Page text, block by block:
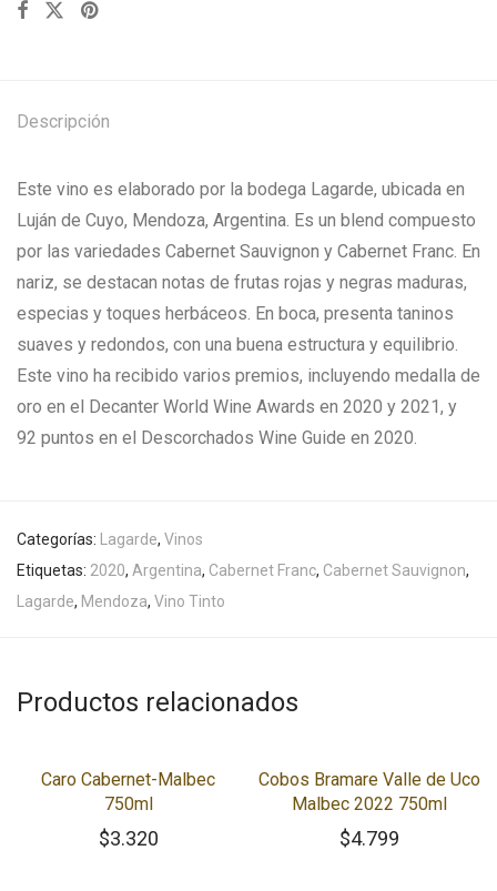
Descripción
Este vino es elaborado por la bodega Lagarde, ubicada en
Luján de Cuyo, Mendoza, Argentina. Es un blend compuesto
por las variedades Cabernet Sauvignon y Cabernet Franc. En
nariz, se destacan notas de frutas rojas y negras maduras,
especias y toques herbáceos. En boca, presenta taninos
suaves y redondos, con una buena estructura y equilibrio.
Este vino ha recibido varios premios, incluyendo medalla de
oro en el Decanter World Wine Awards en 2020 y 2021, y
92 puntos en el Descorchados Wine Guide en 2020.
Categorías: Lagarde, Vinos
Etiquetas: 2020, Argentina, Cabernet Franc, Cabernet Sauvignon,
Lagarde, Mendoza, Vino Tinto
Productos relacionados
Caro Cabernet-Malbec
750ml
$3.320
Cobos Bramare Valle de Uco
Malbec 2022 750ml
$4.799